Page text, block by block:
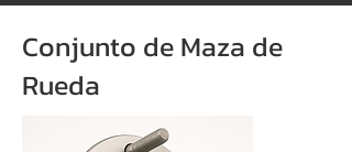
Conjunto de Maza de
Rueda